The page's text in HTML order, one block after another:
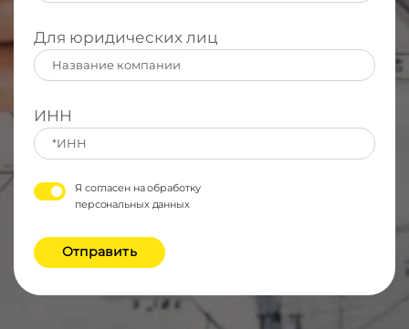
Для юридических лиц
ИНН
Я согласен на обработку
персональных данных
Отправить